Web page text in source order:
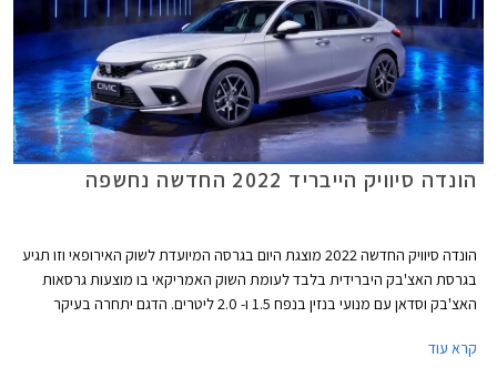
הונדה סיוויק הייבריד 2022 החדשה נחשפה
הונדה סיוויק החדשה 2022 מוצגת היום בגרסה המיועדת לשוק האירופאי וזו תגיע
בגרסת האצ'בק היברידית בלבד לעומת השוק האמריקאי בו מוצעות גרסאות
האצ'בק וסדאן עם מנועי בנזין בנפח 1.5 ו- 2.0 ליטרים. הדגם יתחרה בעיקר
הייבריד תהיה יקרה יותר בהתאם.
קרא עוד